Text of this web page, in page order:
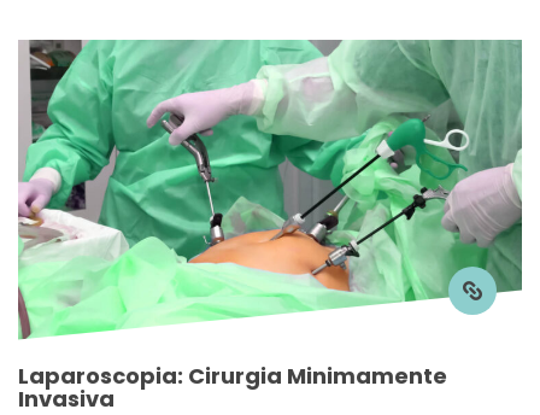
Laparoscopia: Cirurgia Minimamente
Invasiva